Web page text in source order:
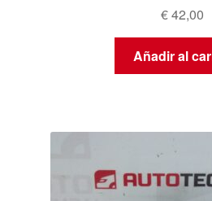
€42,00
Añadir al